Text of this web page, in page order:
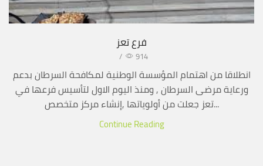
فرع تعز
/ 914
انطلاقا من اهتمام المؤسسة الوطنية لمكافحة السرطان بدعم
ورعاية مرضى السرطان , ومنذ اليوم الاول لتأسيس فرعها في
تعز جعلت من أولوياتها ,إنشاء مركز متخصص...
Continue Reading